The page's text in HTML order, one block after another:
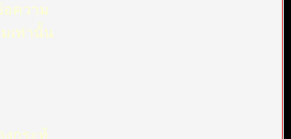
ความ
เท่านั้น
กระทู้